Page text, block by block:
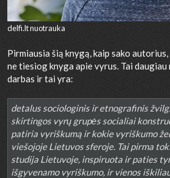
delfi.lt nuotrauka
Pirmiausia šią knygą, kaip sako
ne tiesiog knyga apie vyrus. Tai daugiau
darbas ir tai yra:
detalus sociologinis ir etnografinis
skirtingos vyrų grupės socialiai
patiria vyriškumą ir kokie vyriškumo
viešojoje Lietuvos sferoje. Tai pirma
studija Lietuvoje, inspiruota ir paties
išgyvenamo vyriškumo, ir vienos